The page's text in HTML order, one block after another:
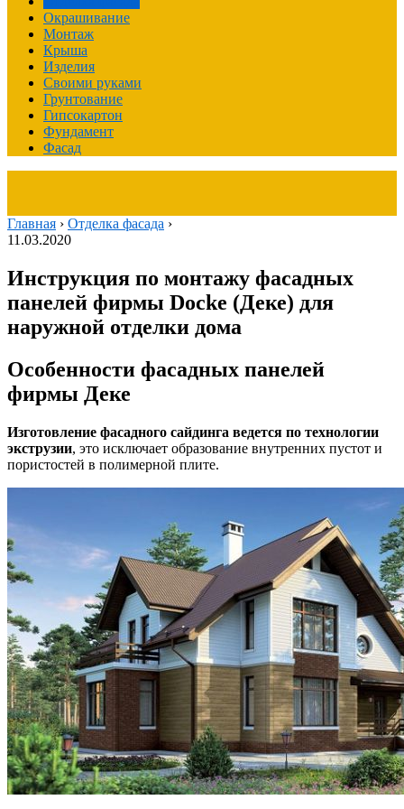
Окрашивание
Монтаж
Крыша
Изделия
Своими руками
Грунтование
Гипсокартон
Фундамент
Фасад
Главная › Отделка фасада ›
11.03.2020
Инструкция по монтажу фасадных
панелей фирмы Docke (Деке) для
наружной отделки дома
Особенности фасадных панелей
фирмы Деке
Изготовление фасадного сайдинга ведется по технологии
экструзии, это исключает образование внутренних пустот и
пористостей в полимерной плите.